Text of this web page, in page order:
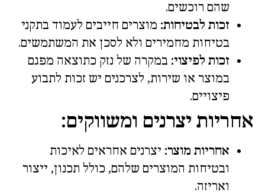
שהם רוכשים.
זכות לבטיחות: מוצרים חייבים לעמוד בתקני
בטיחות מחמירים ולא לסכן את המשתמשים.
זכות לפיצוי: במקרה של נזק כתוצאה מפגם
במוצר או שירות, לצרכנים יש זכות לתבוע
פיצויים.
אחריות יצרנים ומשווקים:
אחריות מוצר: יצרנים אחראים לאיכות
ובטיחות המוצרים שלהם, כולל תכנון, ייצור
ואריזה.